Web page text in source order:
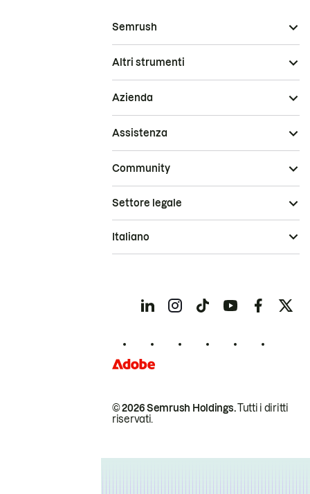
Semrush
Altri strumenti
Azienda
Assistenza
Community
© 2026 Semrush Holdings.Tutti i diritti
riservati.
Settore legale
Italiano